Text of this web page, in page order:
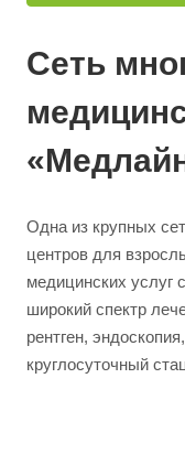
Сеть
Одна из крупных
центров для
медицинских услуг
широкий спектр
рентген,
круглосуточный